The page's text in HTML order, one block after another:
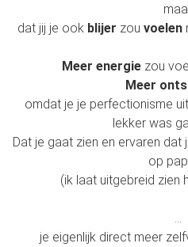
dat jij je ook blijer zou voelen
Meer energie zou
Meer
omdat je je perfectionisme
lekker was
Dat je gaat zien en ervaren
op
(ik laat uitgebreid zien
je eigenlijk direct meer